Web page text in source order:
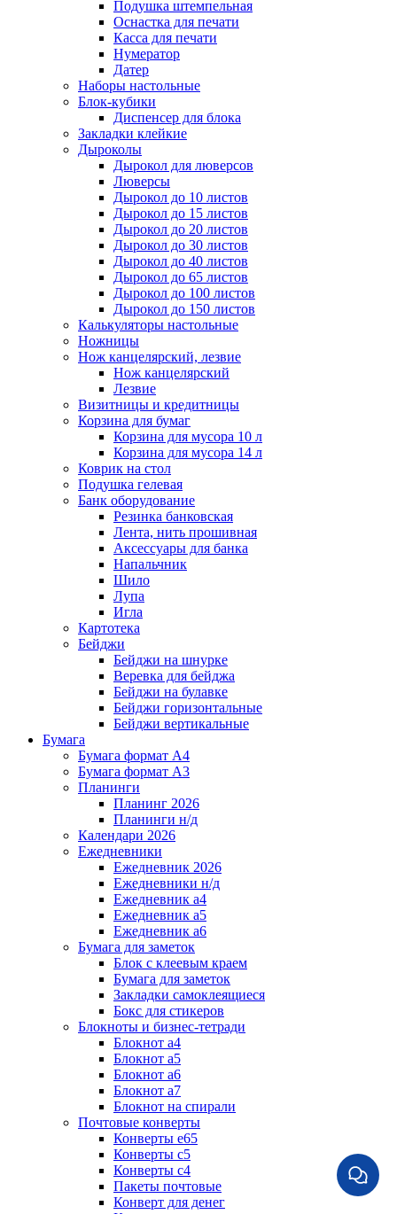
Подушка штемпельная
Оснастка для печати
Касса для печати
Нумератор
Датер
Наборы настольные
Блок-кубики
Диспенсер для блока
Закладки клейкие
Дыроколы
Дырокол для люверсов
Люверсы
Дырокол до 10 листов
Дырокол до 15 листов
Дырокол до 20 листов
Дырокол до 30 листов
Дырокол до 40 листов
Дырокол до 65 листов
Дырокол до 100 листов
Дырокол до 150 листов
Калькуляторы настольные
Ножницы
Нож канцелярский, лезвие
Нож канцелярский
Лезвие
Визитницы и кредитницы
Корзина для бумаг
Корзина для мусора 10 л
Корзина для мусора 14 л
Коврик на стол
Подушка гелевая
Банк оборудование
Резинка банковская
Лента, нить прошивная
Аксессуары для банка
Напальчник
Шило
Лупа
Игла
Картотека
Бейджи
Бейджи на шнурке
Веревка для бейджа
Бейджи на булавке
Бейджи горизонтальные
Бейджи вертикальные
Бумага
Бумага формат А4
Бумага формат А3
Планинги
Планинг 2026
Планинги н/д
Календари 2026
Ежедневники
Ежедневник 2026
Ежедневники н/д
Ежедневник а4
Ежедневник а5
Ежедневник а6
Бумага для заметок
Блок с клеевым краем
Бумага для заметок
Закладки самоклеящиеся
Бокс для стикеров
Блокноты и бизнес-тетради
Блокнот а4
Блокнот а5
Блокнот а6
Блокнот а7
Блокнот на спирали
Почтовые конверты
Конверты е65
Конверты с5
Конверты с4
Пакеты почтовые
Конверт для денег